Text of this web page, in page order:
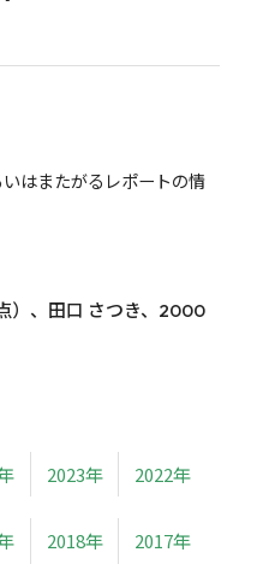
はまたがるレポートの情
）、田口 さつき、2000
2023年 2022年
2018年 2017年